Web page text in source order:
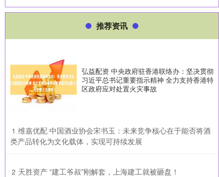
推荐资讯
弘益配资 中央政府驻香港联络办：坚决贯彻
习近平总书记重要指示精神 全力支持香港特
区政府应对处置火灾事故
1 ​维嘉优配 中国酒业协会宋书玉：未来竞争核心在于能否将酒
类产品转化为文化载体，实现可持续发展
2 ​天胜资产 “建工爷叔”刚解套，上海建工就被砸盘！